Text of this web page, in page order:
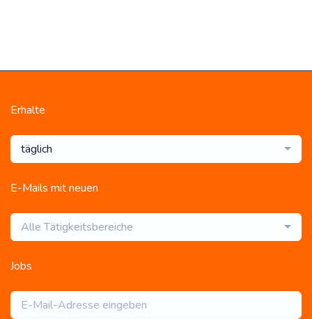
Erhalte
täglich
E-Mails mit neuen
Alle Tätigkeitsbereiche
Jobs